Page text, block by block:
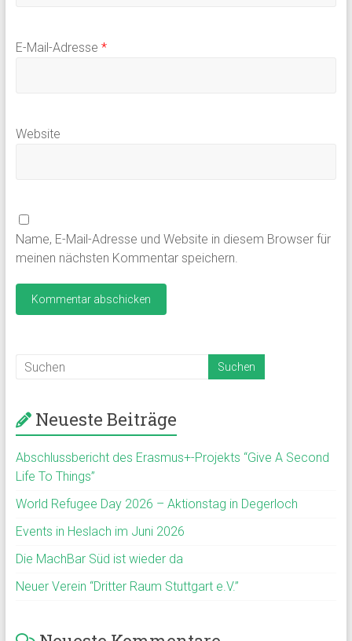
E-Mail-Adresse *
Website
Name, E-Mail-Adresse und Website in diesem Browser für
meinen nächsten Kommentar speichern.
Neueste Beiträge
Abschlussbericht des Erasmus+-Projekts “Give A Second
Life To Things”
World Refugee Day 2026 – Aktionstag in Degerloch
Events in Heslach im Juni 2026
Die MachBar Süd ist wieder da
Neuer Verein “Dritter Raum Stuttgart e.V.”